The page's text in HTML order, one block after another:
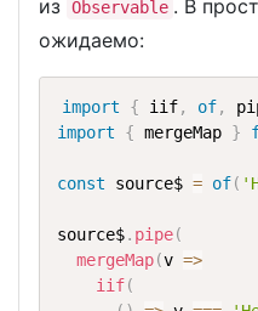
из Observable . В
ожидаемо:
import { iif, of,
import
{ mergeMap }
const source$ = of(
source$. pipe(
mergeMap(v =>
iif(